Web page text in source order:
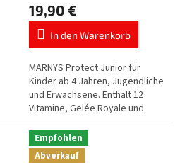
Produktbewertung
ist
5,0
5
Sternen.
19,90 €
In den Warenkorb
MARNYS Protect Junior für
Kinder ab 4 Jahren, Jugendliche
und Erwachsene. Enthält 12
Vitamine, Gelée Royale und
gereinigtes Propolis in
praktischen Einzeldosis-
Trinkampullen mit...
Empfohlen
Abverkauf